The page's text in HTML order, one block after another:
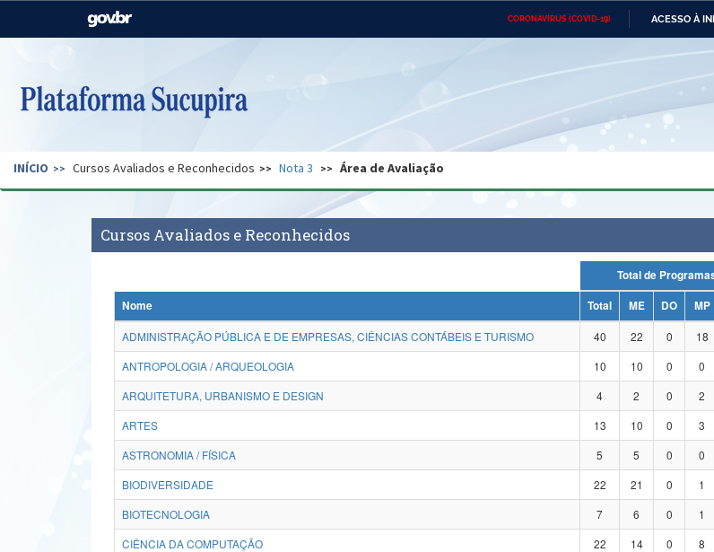
CORONAVÍRUS (COVID-19) ACESSO À
Casa Civil Ministério das Relações
Pecuária e Abastecimento
Ministério do Desenvolvimento
Regional
Secretaria de Governo Gabinete de Segurança Advocacia-Geral da União Banco Central do
INÍCIO Cursos Avaliados e Reconhecidos Nota 3 Área de Avaliação
Cursos Avaliados e Reconhecidos
Nome
Total ME DO MP
ADMINISTRAÇÃO PÚBLICA E DE EMPRESAS, CIÊNCIAS CONTÁBEIS E TURISMO
40 22 0 18
ANTROPOLOGIA / ARQUEOLOGIA
10 10 0 0
ARQUITETURA, URBANISMO E DESIGN
4 2 0 2
ARTES
13 10 0 3
ASTRONOMIA / FÍSICA
5 5 0 0
BIODIVERSIDADE
22 21 0 1
BIOTECNOLOGIA
7 6 0 1
CIÊNCIA DA COMPUTAÇÃO
22 14 0 8